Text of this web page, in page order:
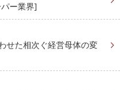
ー業界]
せた相次ぐ経営母体の変